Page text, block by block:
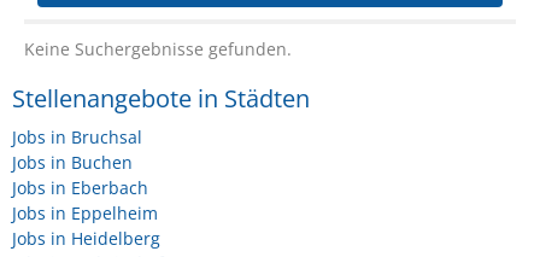
Keine Suchergebnisse gefunden.
Stellenangebote in Städten
Jobs in Bruchsal
Jobs in Buchen
Jobs in Eberbach
Jobs in Eppelheim
Jobs in Heidelberg